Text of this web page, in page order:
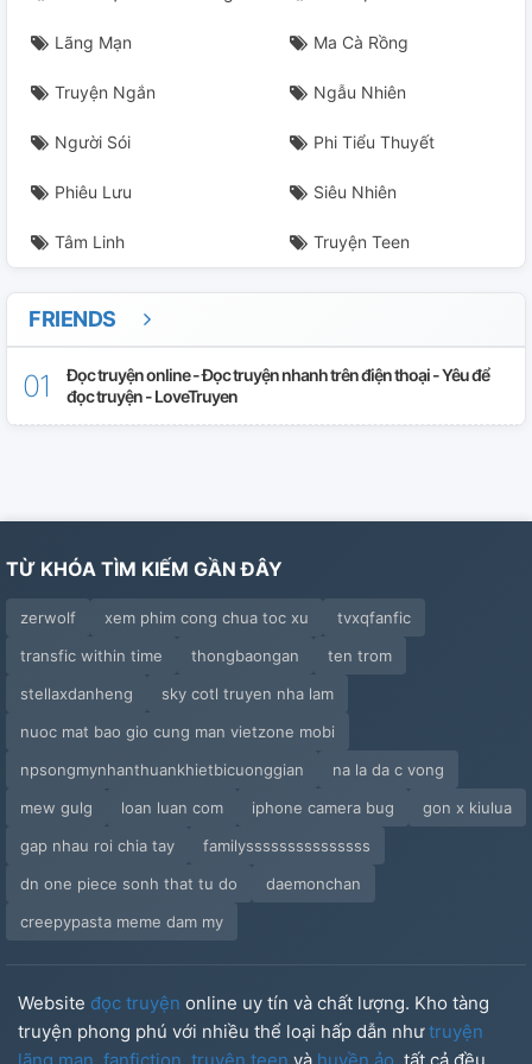
Lãng Mạn Ma Cà Rồng
Truyện Ngắn Ngẫu Nhiên
Người Sói Phi Tiểu Thuyết
Phiêu Lưu Siêu Nhiên
Tâm Linh Truyện Teen
FRIENDS
Đọc truyện online - Đọc truyện nhanh trên điện thoại - Yêu để
đọc truyện - LoveTruyen
TỪ KHÓA TÌM KIẾM GẦN ĐÂY
zerwolf xem phim cong chua toc xu
tvxqfanfic
transfic within time
thongbaongan
ten trom
stellaxdanheng
sky cotl truyen nha lam
nuoc mat bao gio cung man vietzone mobi
npsongmynhanthuankhietbicuonggian
na la da c vong
mew gulg
loan luan com iphone camera bug
gon x kiulua
gap nhau roi chia tay
familysssssssssssssss
dn one piece sonh that tu do
daemonchan
creepypasta meme dam my
Website đọc truyện online uy tín và chất lượng. Kho tàng
truyện phong phú với nhiều thể loại hấp dẫn nhưtruyện